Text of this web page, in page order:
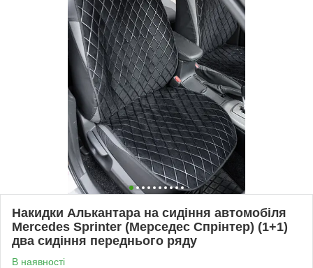
Накидки Алькантара на сидіння автомобіля
Mercedes Sprinter (Мерседес Спрінтер) (1+1)
два сидіння переднього ряду
В наявності